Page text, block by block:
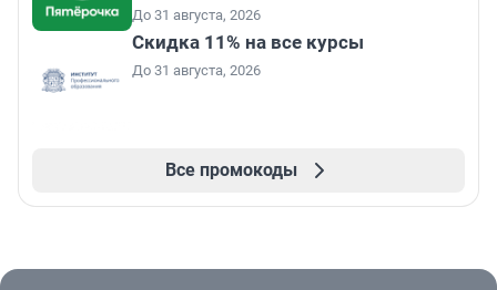
До 31 августа, 2026
Скидка 11% на все курсы
До 31 августа, 2026
Все промокоды